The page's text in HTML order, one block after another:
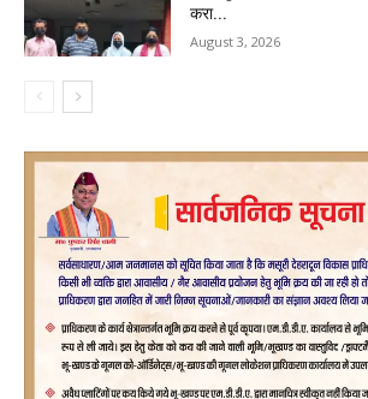
करा...
August 3, 2026